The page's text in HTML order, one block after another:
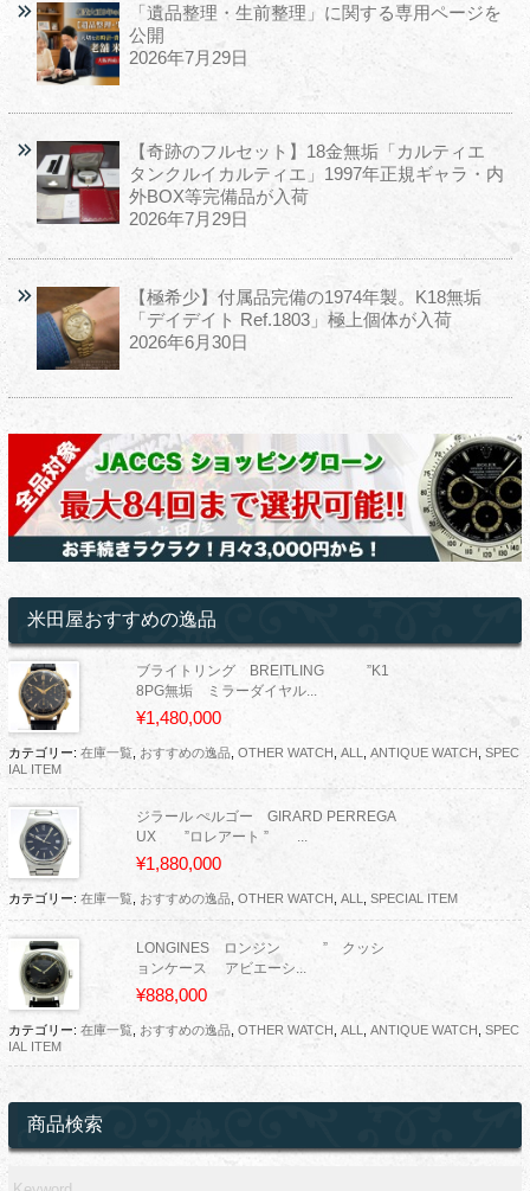
「遺品整理・生前整理」に関する専用ページを
公開
2026年7月29日
【奇跡のフルセット】18金無垢「カルティエ
タンクルイカルティエ」1997年正規ギャラ・内
外BOX等完備品が入荷
2026年7月29日
【極希少】付属品完備の1974年製。K18無垢
「デイデイト Ref.1803」極上個体が入荷
2026年6月30日
米田屋おすすめの逸品
ブライトリング BREITLING ”K1
8PG無垢 ミラーダイヤル...
¥1,480,000
カテゴリー: 在庫一覧, おすすめの逸品, OTHER WATCH ALL ANTIQUE WATCH SPEC
IAL ITEM
ジラール ぺルゴー GIRARD PERREGA
UX ”ロレアート ” ...
¥1,880,000
カテゴリー: 在庫一覧, おすすめの逸品, OTHER WATCH ALL SPECIAL ITEM
LONGINES ロンジン ” クッシ
ョンケース アビエーシ...
¥888,000
カテゴリー: 在庫一覧, おすすめの逸品, OTHER WATCH ALL ANTIQUE WATCH SPEC
IAL ITEM
商品検索